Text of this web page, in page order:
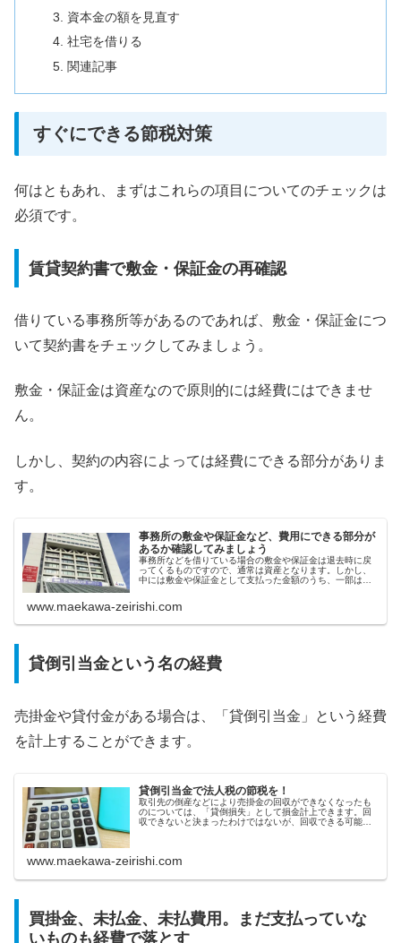
資本金の額を見直す
社宅を借りる
関連記事
すぐにできる節税対策
何はともあれ、まずはこれらの項目についてのチェックは
必須です。
賃貸契約書で敷金・保証金の再確認
借りている事務所等があるのであれば、敷金・保証金につ
いて契約書をチェックしてみましょう。
敷金・保証金は資産なので原則的には経費にはできませ
ん。
しかし、契約の内容によっては経費にできる部分がありま
す。
事務所の敷金や保証金など、費用にできる部分が
あるか確認してみましょう
事務所などを借りている場合の敷金や保証金は退去時に戻
ってくるものですので、通常は資産となります。しかし、
中には敷金や保証金として支払った金額のうち、一部は戻
ずは、契約書を確認してみましょう。
www.maekawa-zeirishi.com
貸倒引当金という名の経費
売掛金や貸付金がある場合は、「貸倒引当金」という経費
を計上することができます。
貸倒引当金で法人税の節税を！
取引先の倒産などにより売掛金の回収ができなくなったも
のについては、「貸倒損失」として損金計上できます。回
収できないと決まったわけではないが、回収できる可能性
www.maekawa-zeirishi.com
買掛金、未払金、未払費用。まだ支払っていな
いものも経費で落とす